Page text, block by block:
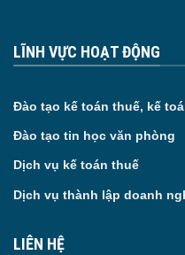
LĨNH VỰC HOẠT ĐỘNG
Đào tạo kế toán thuế, kế
Đào tạo tin học văn phòng
Dịch vụ kế toán thuế
Dịch vụ thành lập doanh
LIÊN HỆ